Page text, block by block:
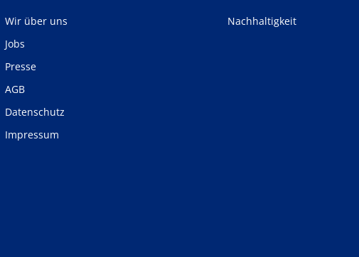
Wir über uns
Jobs
Presse
AGB
Datenschutz
Impressum
Nachhaltigkeit